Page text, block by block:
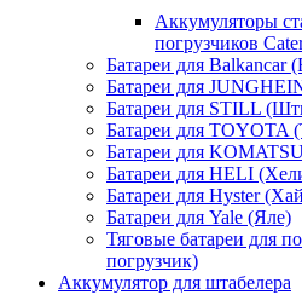
Аккумуляторы
погрузчиков
Батареи для Balkancar
Батареи для
Батареи для STILL
Батареи для TOYOTA
Батареи для
Батареи для HELI
Батареи для Hyster
Батареи для Yale (Яле)
Тяговые батареи для
погрузчик)
Аккумулятор для штабелера